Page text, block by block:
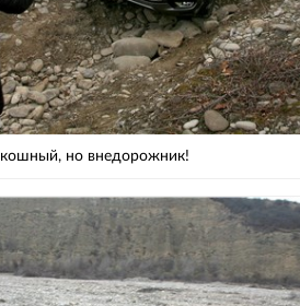
но внедорожник!